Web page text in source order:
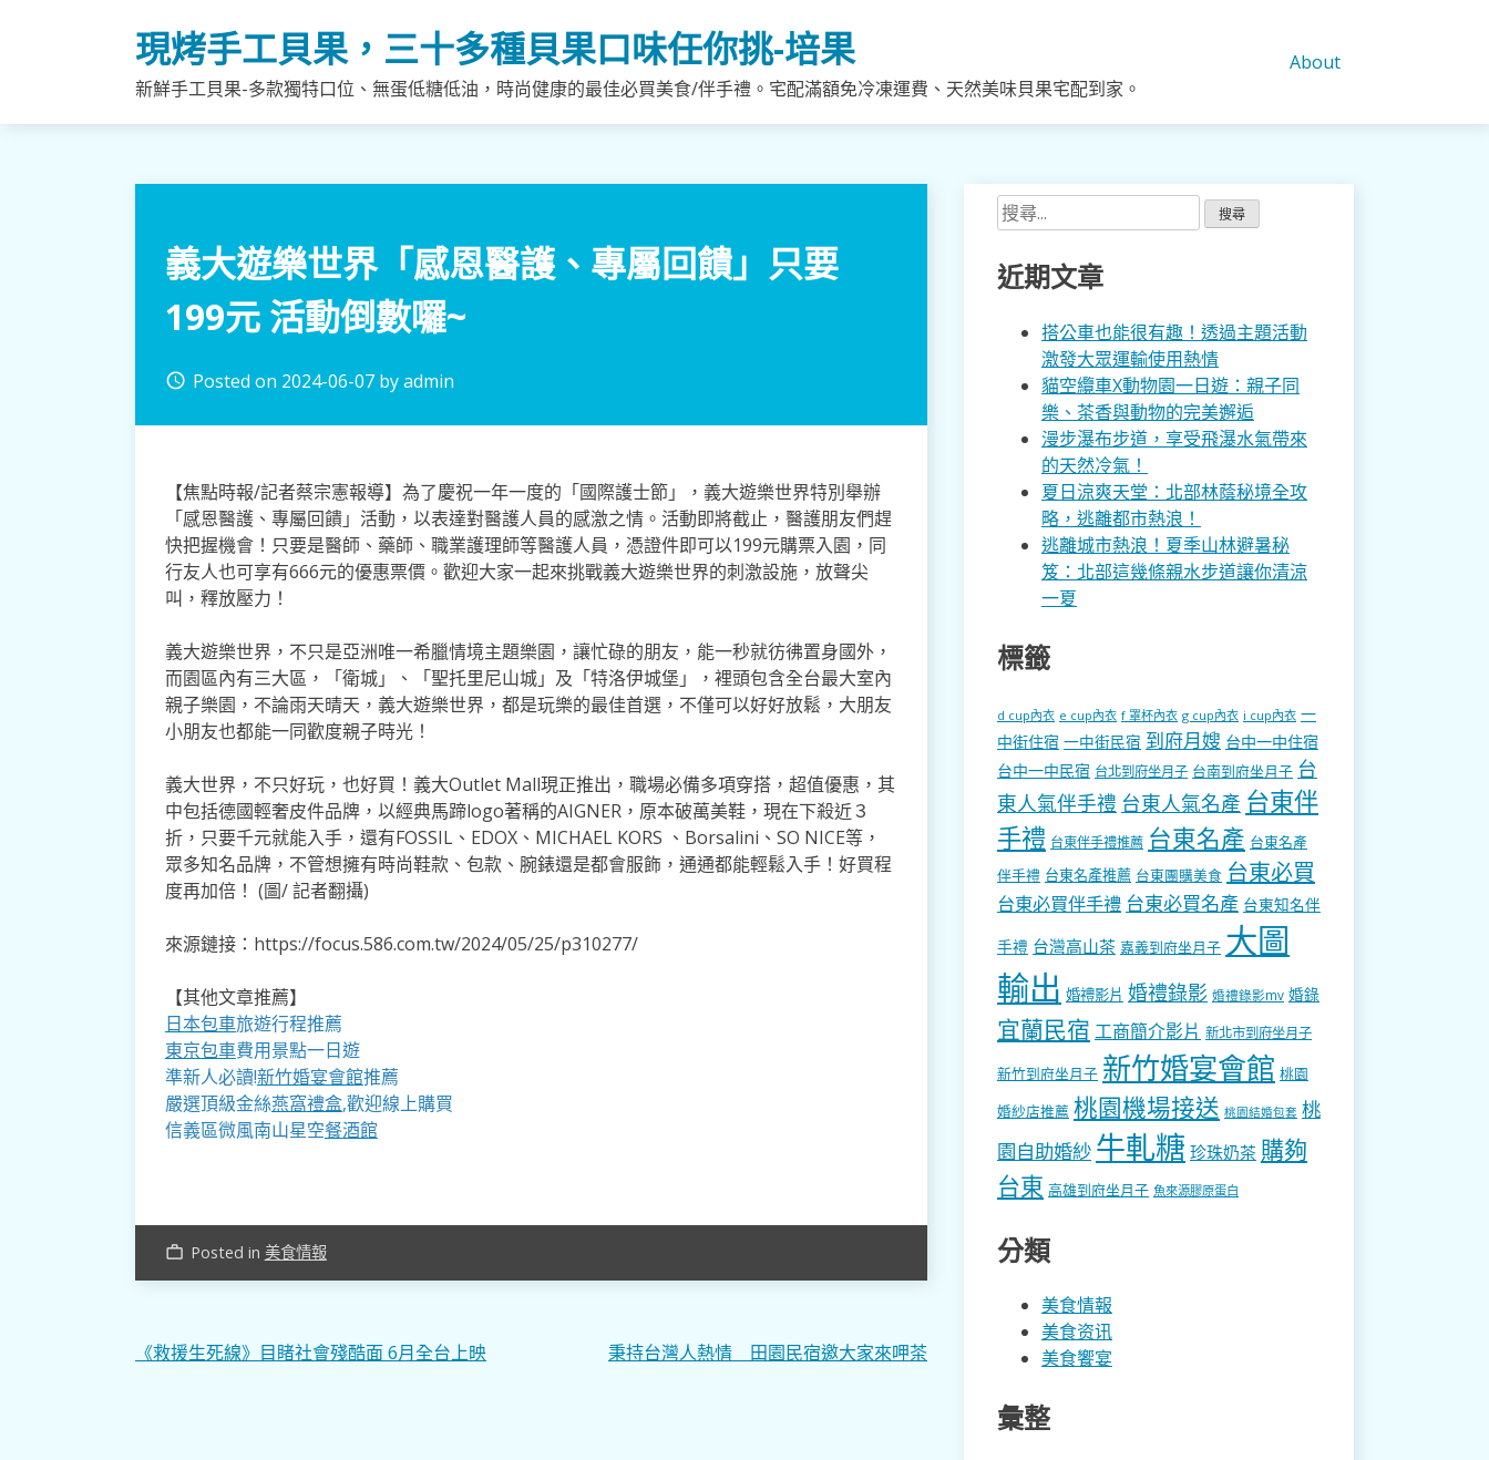
現烤手工貝果，三十多種貝果口味任你挑-培果
新鮮手工貝果-多款獨特口位、無蛋低糖低油，時尚健康的最佳必買美食/伴手禮。宅配滿額免冷凍運費、天然美味貝果宅配到家。
About
義大遊樂世界「感恩醫護、專屬回饋」只要
199元 活動倒數囉~
access_time Posted on 2024-06-07 byadmin
【焦點時報/記者蔡宗憲報導】為了慶祝一年一度的「國際護士節」，義大遊樂世界特別舉辦
「感恩醫護、專屬回饋」活動，以表達對醫護人員的感激之情。活動即將截止，醫護朋友們趕
快把握機會！只要是醫師、藥師、職業護理師等醫護人員，憑證件即可以199元購票入園，同
行友人也可享有666元的優惠票價。歡迎大家一起來挑戰義大遊樂世界的刺激設施，放聲尖
叫，釋放壓力！
義大遊樂世界，不只是亞洲唯一希臘情境主題樂園，讓忙碌的朋友，能一秒就彷彿置身國外，
而園區內有三大區，「衛城」、「聖托里尼山城」及「特洛伊城堡」，裡頭包含全台最大室內
親子樂園，不論雨天晴天，義大遊樂世界，都是玩樂的最佳首選，不僅可以好好放鬆，大朋友
小朋友也都能一同歡度親子時光！
義大世界，不只好玩，也好買！義大Outlet Mall現正推出，職場必備多項穿搭，超值優惠，其
中包括德國輕奢皮件品牌，以經典馬蹄logo著稱的AIGNER，原本破萬美鞋，現在下殺近３
折，只要千元就能入手，還有FOSSIL、EDOX、MICHAEL KORS 、Borsalini、SO NICE等，
眾多知名品牌，不管想擁有時尚鞋款、包款、腕錶還是都會服飾，通通都能輕鬆入手！好買程
度再加倍！ (圖/ 記者翻攝)
來源鏈接：https://focus.586.com.tw/2024/05/25/p310277/
【其他文章推薦】
日本包車旅遊行程推薦
東京包車費用景點一日遊
準新人必讀!新竹婚宴會館推薦
嚴選頂級金絲燕窩禮盒,歡迎線上購買
信義區微風南山星空餐酒館
work_outline Posted in 美食情報
文
《救援生死線》目睹社會殘酷面 6月全台上映 秉持台灣人熱情 田園民宿邀大家來呷茶
搜
尋
關
鍵
近期文章
搭公車也能很有趣！透過主題活動
激發大眾運輸使用熱情
貓空纜車X動物園一日遊：親子同
樂、茶香與動物的完美邂逅
漫步瀑布步道，享受飛瀑水氣帶來
的天然冷氣！
夏日涼爽天堂：北部林蔭秘境全攻
略，逃離都市熱浪！
逃離城市熱浪！夏季山林避暑秘
笈：北部這幾條親水步道讓你清涼
一夏
標籤
d cup內衣 e cup內衣 f 罩杯內衣 g cup內衣 i cup內衣 一
中街住宿 一中街民宿 到府月嫂 台中一中住宿
台中一中民宿 台北到府坐月子 台南到府坐月子 台
東人氣伴手禮 台東人氣名產 台東伴
手禮 台東伴手禮推薦 台東名產 台東名產
伴手禮 台東名產推薦 台東團購美食 台東必買
台東必買伴手禮 台東必買名產 台東知名伴
手禮 台灣高山茶 嘉義到府坐月子 大圖
輸出 婚禮影片 婚禮錄影 婚禮錄影mv 婚錄
宜蘭民宿 工商簡介影片 新北市到府坐月子
新竹到府坐月子 新竹婚宴會館 桃園
婚紗店推薦 桃園機場接送 桃園結婚包套 桃
園自助婚紗 牛軋糖 珍珠奶茶 購夠
台東 高雄到府坐月子 魚來源膠原蛋白
分類
美食情報
美食资讯
美食饗宴
彙整